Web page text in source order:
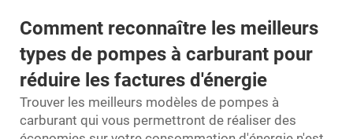
Comment reconnaître les meilleurs
types de pompes à carburant pour
réduire les factures d'énergie
Trouver les meilleurs modèles de pompes à
carburant qui vous permettront de réaliser des